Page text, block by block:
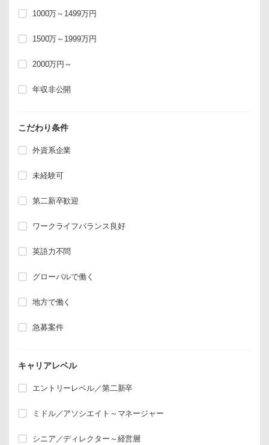
1000万～1499万円
1500万～1999万円
2000万円～
年収非公開
こだわり条件
外資系企業
未経験可
第二新卒歓迎
ワークライフバランス良好
英語力不問
グローバルで働く
地方で働く
急募案件
キャリアレベル
エントリーレベル／第二新卒
ミドル／アソシエイト～マネージャー
シニア／ディレクター～経営層